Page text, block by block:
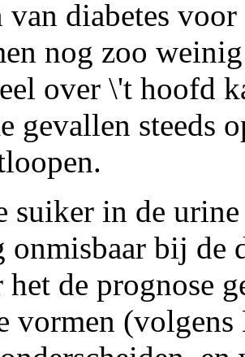
van diabetes
nog zoo
over \'t hoofd
gevallen steeds
suiker in de
onmisbaar bij de
het de prognose
vormen